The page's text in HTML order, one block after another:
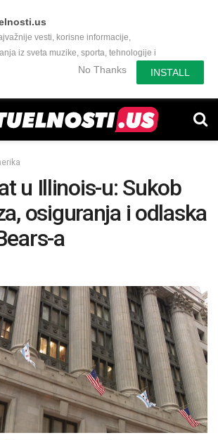
vesti, korisne informacije,
iz sveta muzike, sporta, tehnologije i
toga zanimljivog.No Thanks INSTALL
u Illinois-u: Sukob
osiguranja i odlaska
a